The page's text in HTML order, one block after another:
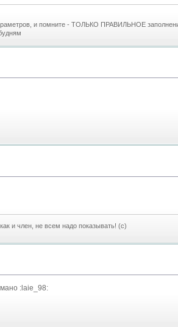
и помните - ТОЛЬКО ПРАВИЛЬНОЕ
и член, не всем надо показывать! (с)
:laie_98: